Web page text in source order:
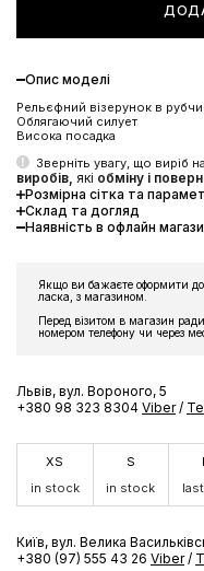
Опис моделі
Рельєфний візерунок в
Облягаючий силует
Висока посадка
Зверніть увагу, що виріб
виробів, які обміну і
Розмірна сітка та
Склад та догляд
Наявність в офлайн
Якщо ви бажаєте оформити
ласка, з магазином.
Перед візитом в магазин
номером телефону чи через
Львів, вул. Вороного, 5
+380 98 323 8304 Viber /
XS
in stock
S
in stock
Київ, вул. Велика
+380 (97) 555 43 26 Viber /